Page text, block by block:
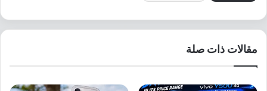
مقالات ذات صلة